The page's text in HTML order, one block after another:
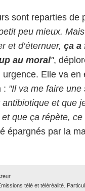
sont reparties de
peu mieux.
et d’éternuer, ça a
au moral",
Elle va
: "Il va me faire
et que
que ça répète, ce
épargnés par la
télé et téléréalité.